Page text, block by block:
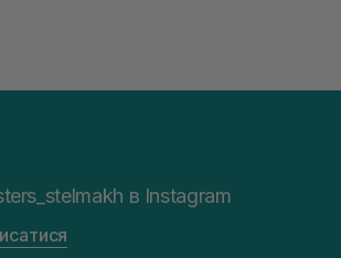
в Instagram